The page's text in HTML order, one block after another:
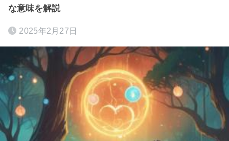
な意味を解説
2025年2月27日